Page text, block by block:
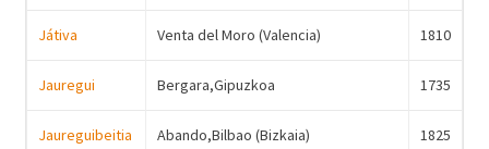
Játiva Venta del Moro (Valencia) 1810
Jauregui Bergara,Gipuzkoa 1735
Jaureguibeitia Abando,Bilbao (Bizkaia) 1825